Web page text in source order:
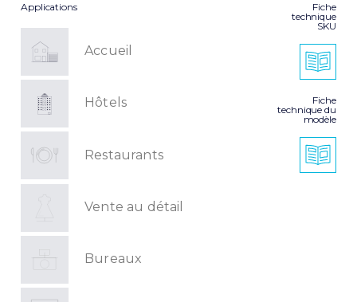
Applications
Accueil
Hôtels
Restaurants
Vente au détail
Bureaux
Fiche
technique
SKU
Fiche
technique du
modèle